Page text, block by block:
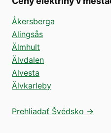
Åkersberga
Alingsås
Älmhult
Älvdalen
Alvesta
Älvkarleby
Prehliadať Švédsko →